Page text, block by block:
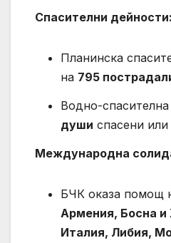
Спасителни дейности:
Планинска
на 795
Водно-
души спасени
Международна
БЧК оказа помощ
Армения, Босна и
Италия, Либия,